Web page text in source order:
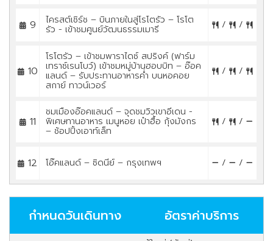
9 ไครสต์เชิร์ช – บินภายในสู่โรโตรัว – โรโต
รัว - เข้าชมศูนย์วัฒนธรรมเมารี / /
10
โรโตรัว – เข้าชมพาราไดซ์ สปริงค์ (ฟาร์ม
เทราซ์เรนโบว์) เข้าชมหมู่บ้านฮอบบิท – อ๊อค
แลนด์ – รับประทานอาหารค่ำ บนหอคอย
สกาย์ ทาวน์เวอร์
/ /
11
ชมเมืองอ๊อคแลนด์ – จุดชมวิวเขาอีเดน -
พิเศษทานอาหาร เมนูหอย เป๋าฮื้อ กุ้งมังกร
– ช้อปปิ้งเอาท์เล็ท
/ /
12 โอ๊คแลนด์ – ซิดนีย์ – กรุงเทพฯ / /
กำหนดวันเดินทาง อัตราค่าบริการ